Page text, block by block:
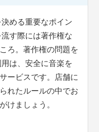
める重要なポイン
す際には著作権な
ろ。著作権の問題を
は、安全に音楽を
ービスです。店舗に
れたルールの中でお
けましょう。